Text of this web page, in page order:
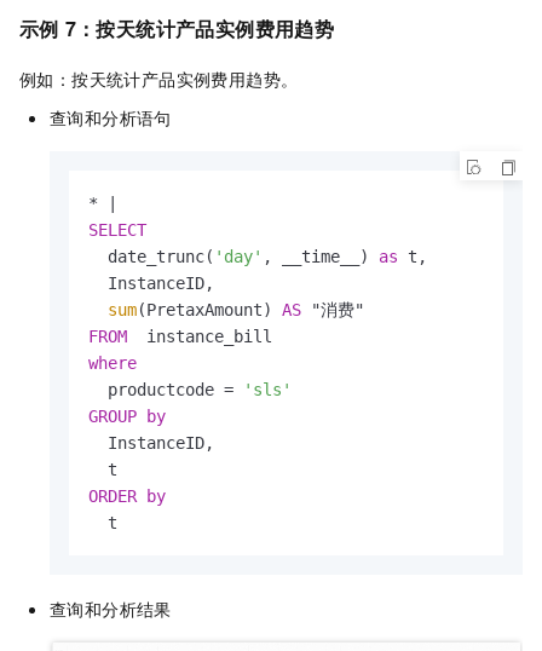
示例 7：按天统计产品实例费用趋势
例如：按天统计产品实例费用趋势。
查询和分析语句
*
SELECT
  date_trunc(
'day' , __time__) as t,
  InstanceID,
sum(PretaxAmount) AS
FROM
where
  productcode
=
'sls'
GROUP
by
  InstanceID,
ORDER
by
  t
查询和分析结果